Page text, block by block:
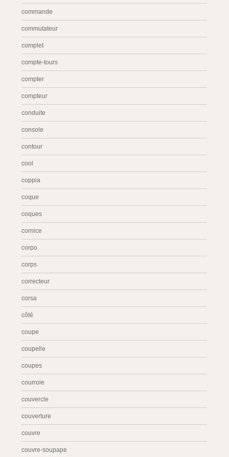
commande
commutateur
complet
compte-tours
compter
compteur
conduite
console
contour
cool
coppia
coque
coques
cornice
corpo
corps
correcteur
corsa
côté
coupe
coupelle
coupes
courroie
couvercle
couverture
couvre
couvre-soupape